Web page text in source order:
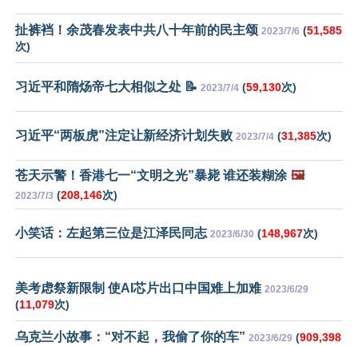
扯裤裆！余茂春发表中共八十年前的民主颂 2023/7/6 (51,585
次)
习近平和隋炀帝七大相似之处 📝 2023/7/4 (59,130次)
习近平“两板虎”注定让新经济计划失败 2023/7/4 (31,385次)
苍天示警！香港七一“文明之光”暴毙 谁还装糊涂 🖼️
2023/7/3 (208,146次)
小笑话：左起第三位是江泽民同志 2023/6/30 (148,967次)
美考虑祭新限制 使AI芯片出口中国难上加难 2023/6/29
(11,079次)
乌克兰小故事：“对不起，我偷了你的车” 2023/6/29 (909,398